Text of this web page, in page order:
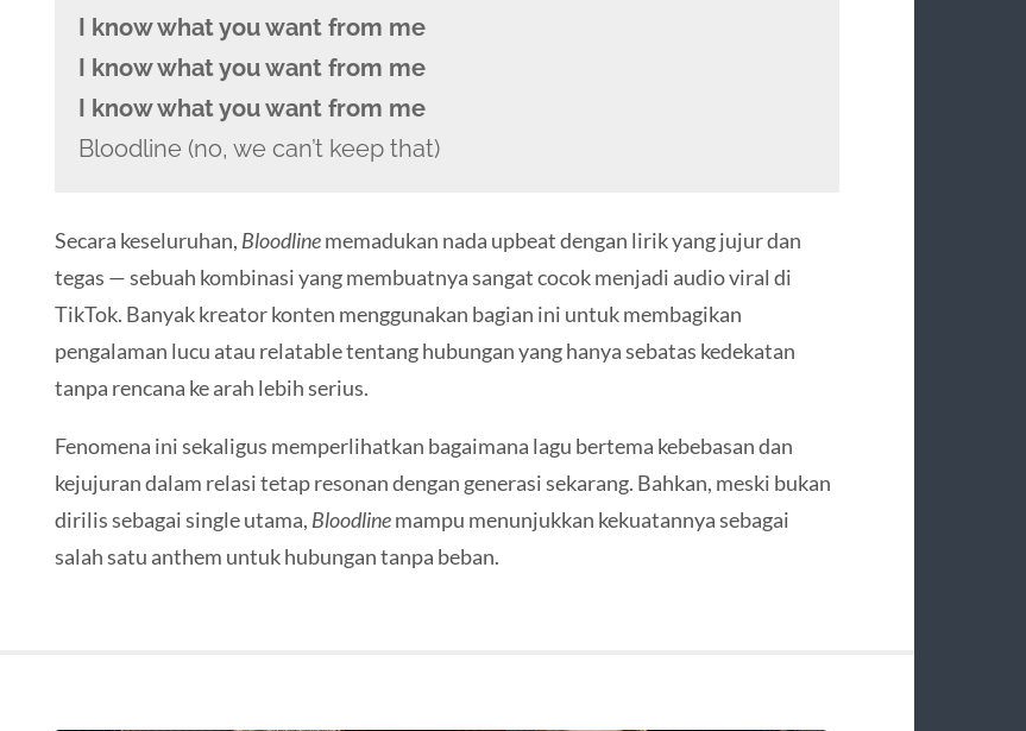
I know what you want from me
I know what you want from me
I know what you want from me
Bloodline (no, we can’t keep that)
Secara keseluruhan, Bloodlinememadukan nada upbeat dengan lirik yang jujur dan
tegas — sebuah kombinasi yang membuatnya sangat cocok menjadi audio viral di
TikTok. Banyak kreator konten menggunakan bagian ini untuk membagikan
pengalaman lucu atau relatable tentang hubungan yang hanya sebatas kedekatan
tanpa rencana ke arah lebih serius.
Fenomena ini sekaligus memperlihatkan bagaimana lagu bertema kebebasan dan
kejujuran dalam relasi tetap resonan dengan generasi sekarang. Bahkan, meski bukan
dirilis sebagai single utama, Bloodlinemampu menunjukkan kekuatannya sebagai
salah satu anthem untuk hubungan tanpa beban.